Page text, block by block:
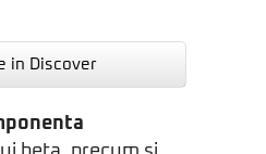
in Discover